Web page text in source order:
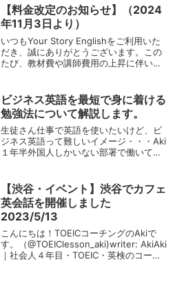
げ...
【料金改定のお知らせ】（2024
年11月3日より）
いつもYour Story Englishをご利用いた
だき、誠にありがとうございます。この
たび、教材費や講師費用の上昇に伴い、
くこととなりました。英検コーチングコ
ー...
ビジネス英語を最短で身に着ける
勉強法について解説します。
生徒さん仕事で英語を使いたいけど、ビ
ジネス英語って難しいイメージ・・・Aki
１年半外国人しかいない部署で働いてい
(@TOEIClesson_aki)です！IT...
【渋谷・イベント】渋谷でカフェ
英会話を開催しました
2023/5/13
こんにちは！TOEICコーチングのAkiで
す。（@TOEIClesson_aki)writer: AkiAki
｜社会人４年目・TOEIC・英検のコーチ